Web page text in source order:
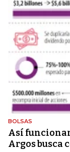
BOLSAS
Así
Argos busca